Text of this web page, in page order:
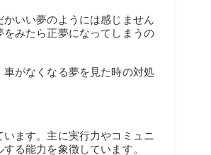
いい夢のようには感じません
みたら正夢になってしまうの
がなくなる夢を見た時の対処
います。主に実行力やコミュニ
る能力を象徴しています。